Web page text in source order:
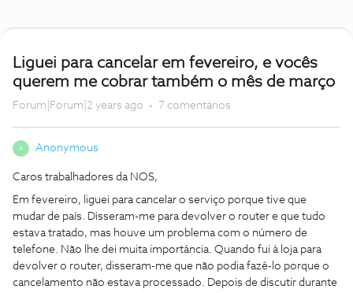
Liguei para cancelar em fevereiro, e vocês
querem me cobrar também o mês de março
Forum|Forum|2 years ago 7 comentários
A Anonymous
Caros trabalhadores da NOS,
Em fevereiro, liguei para cancelar o serviço porque tive que
mudar de país. Disseram-me para devolver o router e que tudo
estava tratado, mas houve um problema com o número de
telefone. Não lhe dei muita importância. Quando fui à loja para
devolver o router, disseram-me que não podia fazê-lo porque o
cancelamento não estava processado. Depois de discutir durante